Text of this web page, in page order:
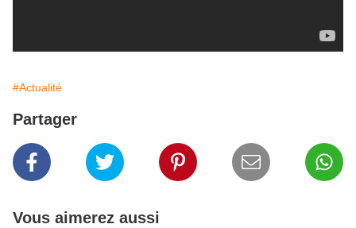
#Actualité
Partager
Vous aimerez aussi